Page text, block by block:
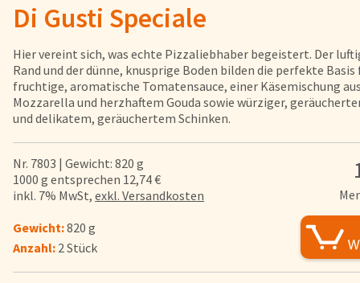
Über uns
Presse & News
Rezepte
Karriere
FAQs
Bezahlung & Lieferung
Nährwerte & Allergene
Herkunftsländer
Warenkorb
Di Gusti Speciale
Hier vereint sich, was echte Pizzaliebhaber begeistert. Der
Rand und der dünne, knusprige Boden bilden die perfekte Basis
fruchtige, aromatische Tomatensauce, einer Käsemischung
Mozzarella und herzhaftem Gouda sowie würziger,
und delikatem, geräuchertem Schinken.
Nr. 7803 | Gewicht: 820 g
1000 g entsprechen 12,74 €
inkl. 7% MwSt,exkl. Versandkosten
Gewicht:820 g
Anzahl: 2 Stück